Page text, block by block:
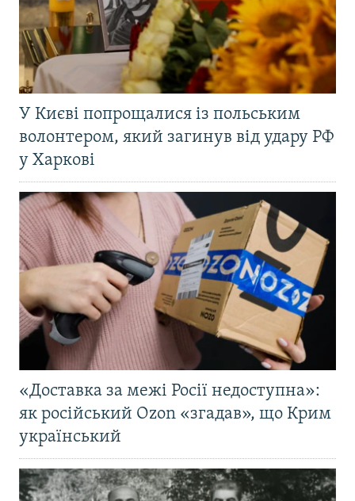
У Києві попрощалися із польським
волонтером, який загинув від удару РФ
у Харкові
«Доставка за межі Росії недоступна»:
як російський Ozon «згадав», що Крим
український